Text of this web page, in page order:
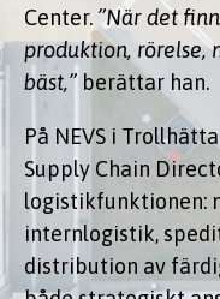
Center. ”När det
produktion, rörelse,
bäst,” berättar han.
På NEVS i
Supply Chain
logistikfunktionen:
internlogistik,
distribution av